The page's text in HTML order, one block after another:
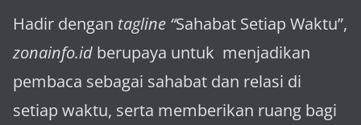
Hadir dengan tagline “Sahabat Setiap Waktu”,
zonainfo.id berupaya untuk menjadikan
pembaca sebagai sahabat dan relasi di
setiap waktu, serta memberikan ruang bagi